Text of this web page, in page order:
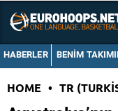
HABERLER BENIM
HOME • TR